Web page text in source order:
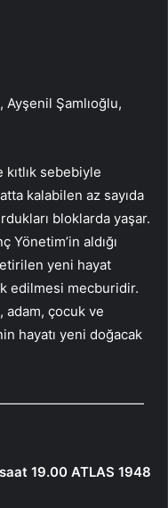
Şamlıoğlu,
kıtlık sebebiyle
kalabilen az sayıda
bloklarda yaşar.
Yönetim’in aldığı
yeni hayat
edilmesi mecburidir.
adam, çocuk ve
hayatı yeni doğacak
19.00 ATLAS 1948